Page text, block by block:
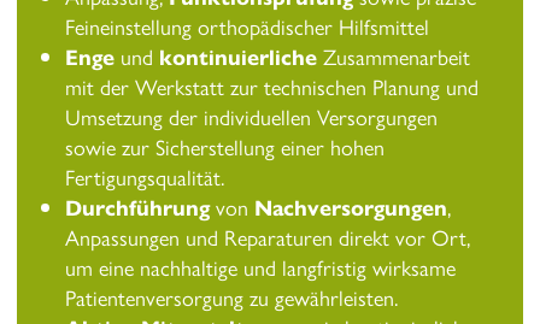
Feineinstellung orthopädischer Hilfsmittel
Enge und kontinuierliche Zusammenarbeit
mit der Werkstatt zur technischen Planung und
Umsetzung der individuellen Versorgungen
sowie zur Sicherstellung einer hohen
Fertigungsqualität.
Durchführungvon Nachversorgungen,
Anpassungen und Reparaturen direkt vor Ort,
um eine nachhaltige und langfristig wirksame
Patientenversorgung zu gewährleisten.